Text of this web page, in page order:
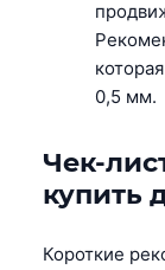
0,5 мм.
Чек-
купить
Короткие